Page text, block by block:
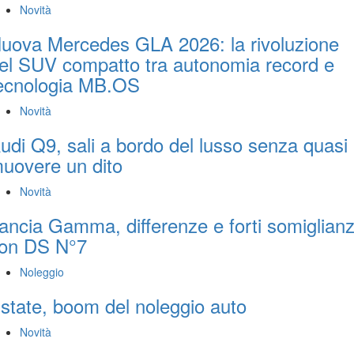
Novità
Mercedes GLA 2026: la rivoluzione
SUV compatto tra autonomia record e
MB.OS
Novità
Q9, sali a bordo del lusso senza quasi
un dito
Novità
Gamma, differenze e forti
DS N°7
Noleggio
boom del noleggio auto
Novità